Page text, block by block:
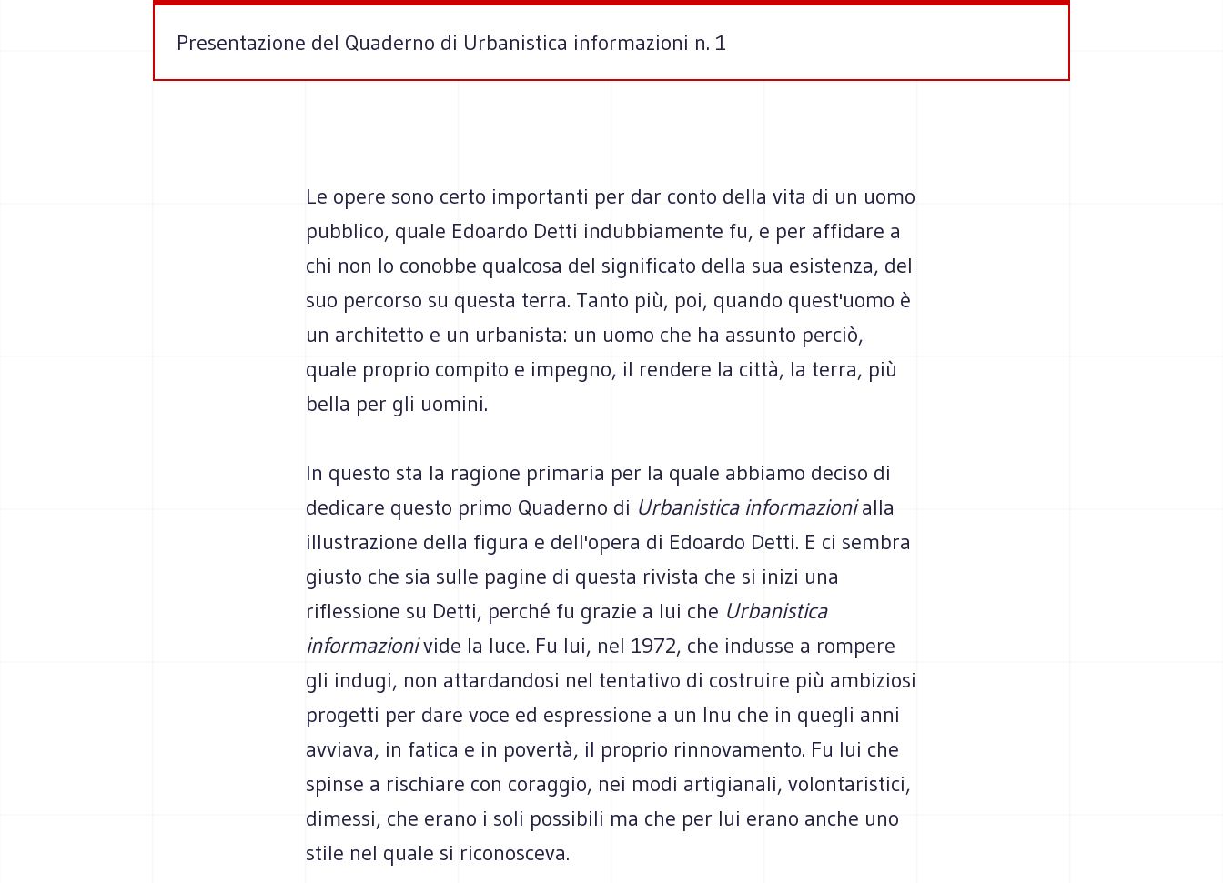
Presentazione del Quaderno di Urbanistica informazioni n. 1
Le opere sono certo importanti per dar conto della vita di un uomo
pubblico, quale Edoardo Detti indubbiamente fu, e per affidare a
chi non lo conobbe qualcosa del significato della sua esistenza, del
suo percorso su questa terra. Tanto più, poi, quando quest'uomo è
un architetto e un urbanista: un uomo che ha assunto perciò,
quale proprio compito e impegno, il rendere la città, la terra, più
bella per gli uomini.
In questo sta la ragione primaria per la quale abbiamo deciso di
dedicare questo primo Quaderno di Urbanistica informazionialla
illustrazione della figura e dell'opera di Edoardo Detti. E ci sembra
giusto che sia sulle pagine di questa rivista che si inizi una
riflessione su Detti, perché fu grazie a lui che Urbanistica
informazionivide la luce. Fu lui, nel 1972, che indusse a rompere
gli indugi, non attardandosi nel tentativo di costruire più ambiziosi
progetti per dare voce ed espressione a un Inu che in quegli anni
avviava, in fatica e in povertà, il proprio rinnovamento. Fu lui che
spinse a rischiare con coraggio, nei modi artigianali, volontaristici,
dimessi, che erano i soli possibili ma che per lui erano anche uno
stile nel quale si riconosceva.